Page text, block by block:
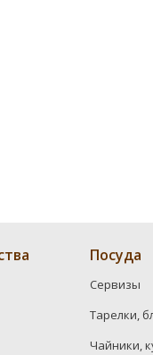
Посуда
Сервизы
Тарелки,
Чайники,